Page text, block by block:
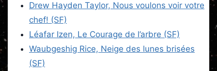
Drew Hayden Taylor, Nous voulons voir votre
chef! (SF)
Léafar Izen, Le Courage de l’arbre (SF)
Waubgeshig Rice, Neige des lunes brisées
(SF)